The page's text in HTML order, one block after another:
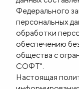
Блог
О
нас
Федерального
персональных
обработки
обеспечению
общества с
СОФТ".
Настоящая